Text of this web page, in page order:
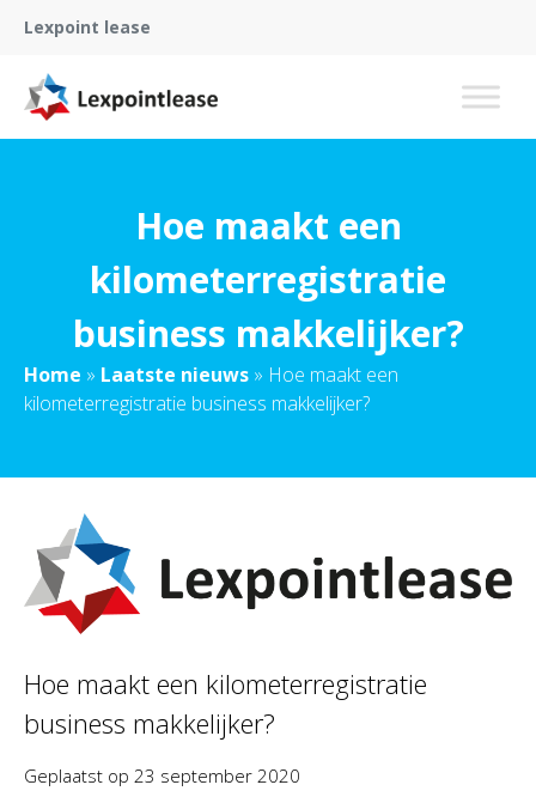
Lexpoint lease
Hoe maakt een
kilometerregistratie
business makkelijker?
Home » Laatste nieuws » Hoe maakt een
kilometerregistratie business makkelijker?
Hoe maakt een kilometerregistratie
business makkelijker?
Geplaatst op 23 september 2020